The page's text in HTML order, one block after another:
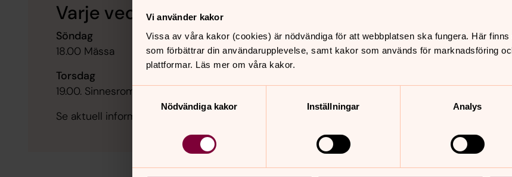
Vi använder kakor
Vissa av våra kakor (cookies) är nödvändiga för att webbplatsen ska fungera. Här
som förbättrar din användarupplevelse, samt kakor som används för marknadsföring
plattformar. Läs mer om våra kakor.
Samtyckesval
Nödvändiga kakor
Inställningar Analys
Varje vecka i Klosterkyrkan
Söndag
18.00 Mässa
Torsdag
19.00. Sinnesromässa
Se aktuell information i kalendern.